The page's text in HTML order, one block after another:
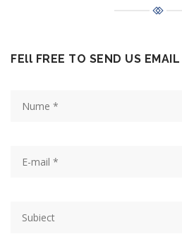
FEll FREE TO SEND US EMAIL